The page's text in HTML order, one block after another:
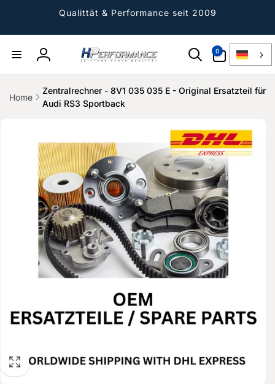
Qualittät & Performance seit 2009
Einloggen
0
Artikel
Home
Zentralrechner - 8V1 035 035 E - Original Ersatzteil für
Audi RS3 Sportback